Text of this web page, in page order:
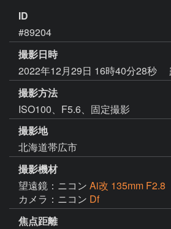
ID
#89204
撮影日時
2022年12月29日 16時40分28秒
撮影方法
ISO100、F5.6、固定撮影
撮影地
北海道帯広市
撮影機材
望遠鏡：ニコン Ai改 135mm F2.8
カメラ：ニコン Df
焦点距離